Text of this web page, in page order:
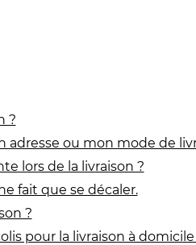
?
ou mon mode de
lors de la livraison ?
fait que se décaler.
?
pour la livraison à domicile